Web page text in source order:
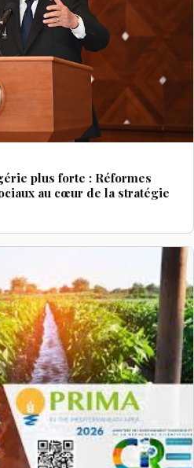
plus forte : Réformes
au cœur de la stratégie